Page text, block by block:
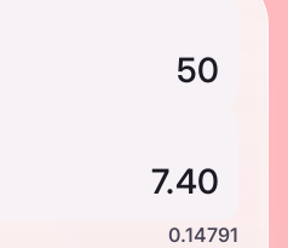
0.14791